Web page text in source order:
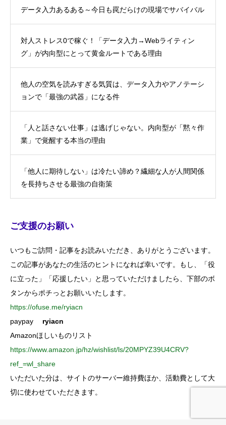
データ入力あるある～今日も罠だらけの現場でサバイバル
対人ストレス0で稼ぐ！「データ入力→Webライティン
グ」が内向型にとって黄金ルートである理由
他人の空気を読みすぎる気質は、データ入力やアノテーシ
ョンで「最強の武器」になる件
「人と話さない仕事」は逃げじゃない。内向型が「黙々作
業」で覚醒する本当の理由
「他人に期待しない」は冷たい諦め？繊細な人が人間関係
を長持ちさせる最強の自衛策
ご支援のお願い
いつもご訪問・記事をお読みいただき、ありがとうございます。
この記事があなたの生活のヒントになれば幸いです。もし、「役
に立った」「応援したい」と思っていただけましたら、下部のボ
タンからポチっとお願いいたします。
https://ofuse.me/ryiacn
paypay ryiacn
Amazonほしいものリスト
https://www.amazon.jp/hz/wishlist/ls/20MPYZ39U4CRV?
ref_=wl_share
いただいた分は、サイトのサーバー維持費ほか、活動費として大
切に使わせていただきます。